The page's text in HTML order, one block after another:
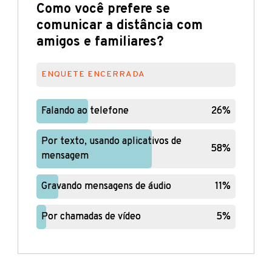
Como você prefere se
comunicar a distância com
amigos e familiares?
ENQUETE ENCERRADA
Falando ao telefone 26%
Falando ao telefone 26%
Por texto, usando aplicativos de
mensagem
58%
Por texto, usando aplicativos de
mensagem
58%
Gravando mensagens de áudio 11%
Gravando mensagens de áudio 11%
Por chamadas de vídeo 5%
Por chamadas de vídeo 5%